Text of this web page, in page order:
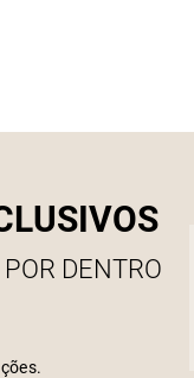
DENTRO